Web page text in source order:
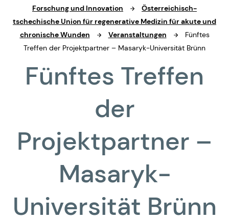
Forschung und Innovation
Österreichisch-
tschechische Union für regenerative Medizin für akute und
chronische Wunden
Veranstaltungen
Fünftes
Treffen der Projektpartner – Masaryk-Universität Brünn
Fünftes Treffen
der
Projektpartner –
Masaryk-
Universität Brünn